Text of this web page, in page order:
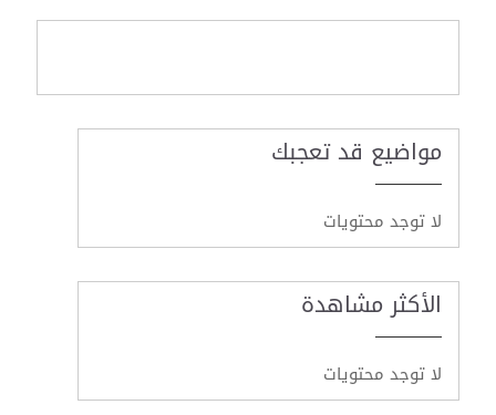
مواضيع قد تعجبك
لا توجد محتويات
الأكثر مشاهدة
لا توجد محتويات